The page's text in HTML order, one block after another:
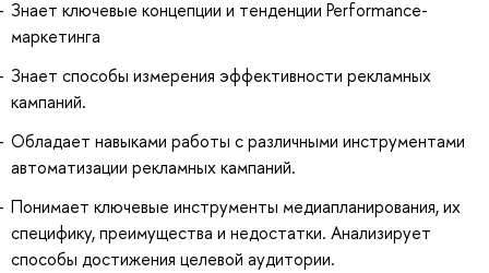
Знает ключевые концепции и тенденции Performance-
маркетинга
Знает способы измерения эффективности рекламных
кампаний.
Обладает навыками работы с различными инструментами
автоматизации рекламных кампаний.
Понимает ключевые инструменты медиапланирования, их
специфику, преимущества и недостатки. Анализирует
способы достижения целевой аудитории.